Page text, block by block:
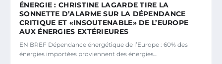
ÉNERGIE : CHRISTINE LAGARDE TIRE LA
SONNETTE D’ALARME SUR LA DÉPENDANCE
CRITIQUE ET «INSOUTENABLE» DE L’EUROPE
AUX ÉNERGIES EXTÉRIEURES
EN BREF Dépendance énergétique de l’Europe : 60% des
énergies importées proviennent des énergies…